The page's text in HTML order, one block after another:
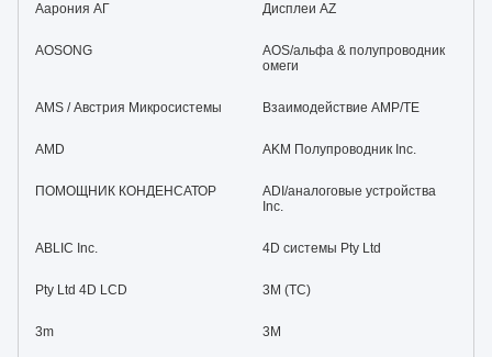
Аарония АГ Дисплеи AZ
AOSONG
AOS/альфа & полупроводник
омеги
AMS / Австрия Микросистемы Взаимодействие AMP/TE
AMD AKM Полупроводник Inc.
ПОМОЩНИК КОНДЕНСАТОР
ADI/аналоговые устройства
Inc.
ABLIC Inc. 4D системы Pty Ltd
Pty Ltd 4D LCD 3M (TC)
3m 3M